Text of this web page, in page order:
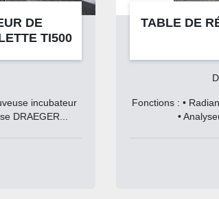
DE
TI500
incubateur
DRAEGER...
TABLE DE
Fonctions : •
•